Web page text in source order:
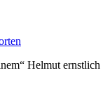
Helmut ernstlich